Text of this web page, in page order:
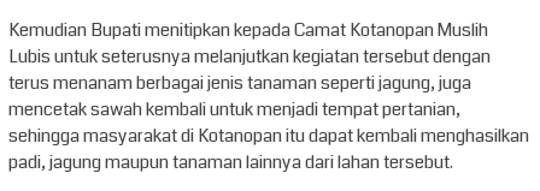
Kemudian Bupati menitipkan kepada Camat Kotanopan Muslih
Lubis untuk seterusnya melanjutkan kegiatan tersebut dengan
terus menanam berbagai jenis tanaman seperti jagung, juga
mencetak sawah kembali untuk menjadi tempat pertanian,
sehingga masyarakat di Kotanopan itu dapat kembali menghasilkan
padi, jagung maupun tanaman lainnya dari lahan tersebut.